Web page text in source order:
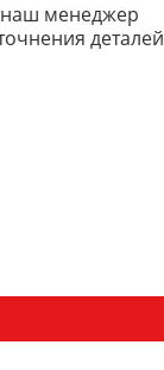
менеджер
деталей